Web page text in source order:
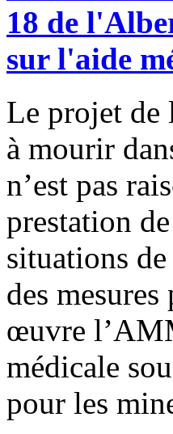
18 de
sur l'aide
Le projet de
à mourir
n’est pas
prestation
situations
des
œuvre
médicale
pour les